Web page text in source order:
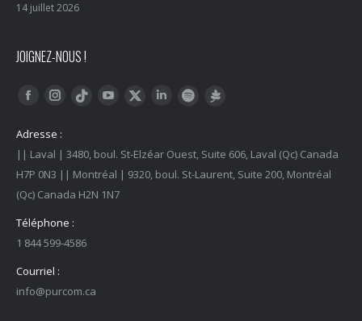
14 juillet 2026
JOIGNEZ-NOUS !
Trouvez nous sur :
FacebookInstagram
Tiktok YouTubeTwitter LinkedInSpotify
Adresse :
|| Laval | 3480, boul. St-Elzéar Ouest, Suite 606, Laval (Qc) Canada
H7P 0N3 || Montréal | 9320, boul. St-Laurent, Suite 200, Montréal
(Qc) Canada H2N 1N7
Téléphone :
1 844 599-4586
Courriel :
info@purcom.ca